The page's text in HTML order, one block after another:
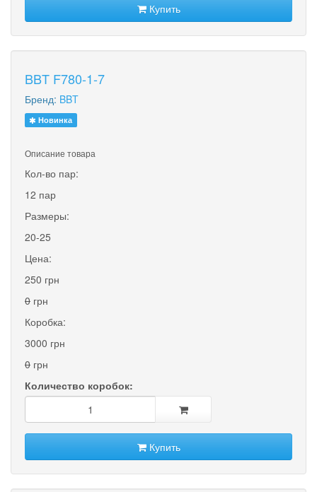
Купить
BBT F780-1-7
Бренд: BBT
Новинка
Описание товара
Кол-во пар:
12 пар
Размеры:
20-25
Цена:
250 грн
0 грн
Коробка:
3000 грн
0 грн
Количество коробок:
Купить